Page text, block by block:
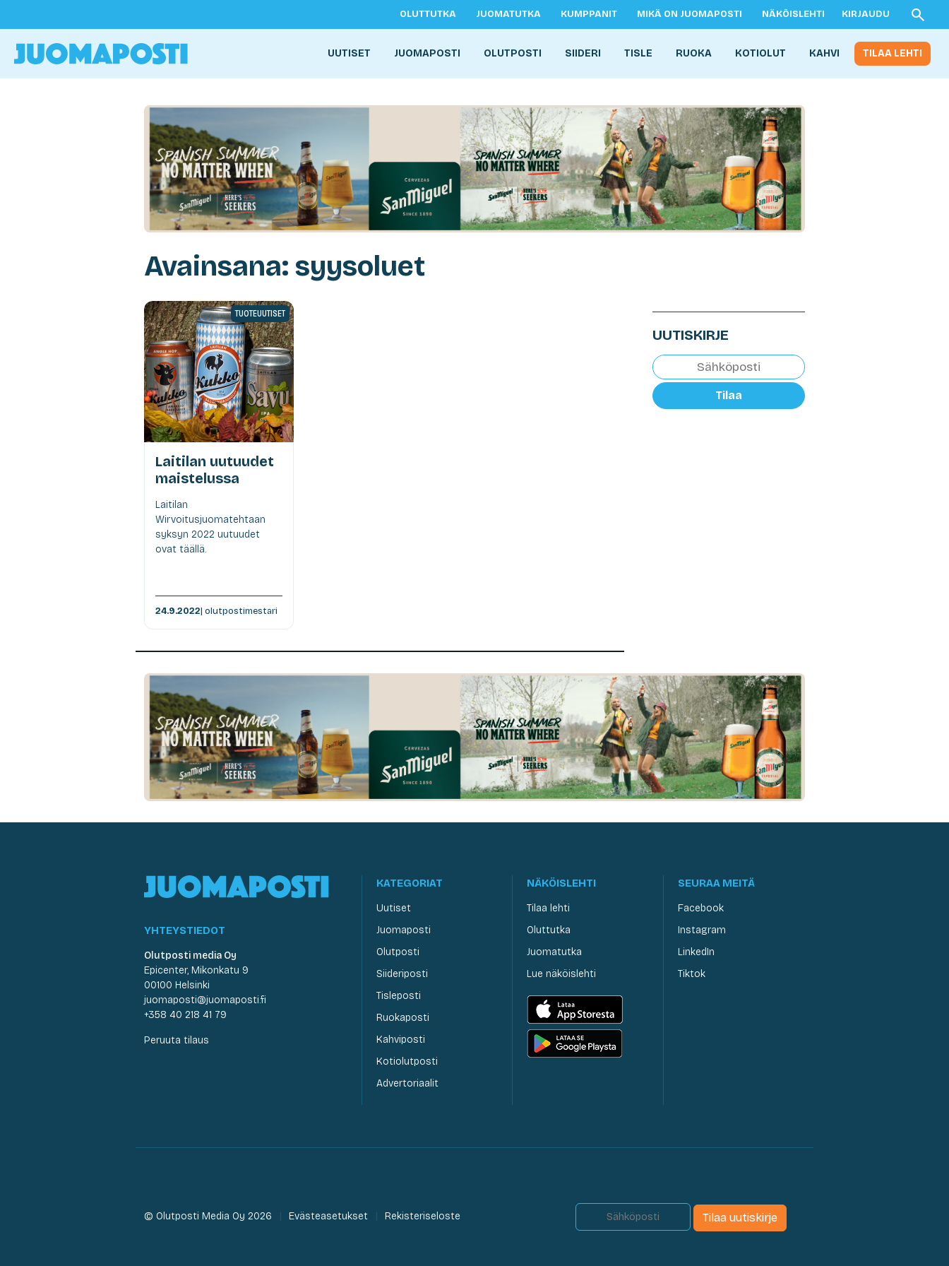
OLUTTUTKA JUOMATUTKA KUMPPANIT MIKÄ ON JUOMAPOSTI NÄKÖISLEHTI KIRJAUDU
UUTISET JUOMAPOSTI OLUTPOSTI SIIDERI TISLE RUOKA KOTIOLUT KAHVI TILAA LEHTI
Avainsana: syysoluet
TUOTEUUTISET
Laitilan uutuudet
maistelussa
Laitilan
Wirvoitusjuomatehtaan
syksyn 2022 uutuudet
ovat täällä.
24.9.2022| olutpostimestari
UUTISKIRJE
Tilaa
YHTEYSTIEDOT
Olutposti media Oy
Epicenter, Mikonkatu 9
00100 Helsinki
juomaposti@juomaposti.fi
+358 40 218 41 79
Peruuta tilaus
KATEGORIAT
Uutiset
Juomaposti
Olutposti
Siideriposti
Tisleposti
Ruokaposti
Kahviposti
Kotiolutposti
Advertoriaalit
NÄKÖISLEHTI
Tilaa lehti
Oluttutka
Juomatutka
Lue näköislehti
SEURAA MEITÄ
Facebook
Instagram
LinkedIn
Tiktok
© Olutposti Media Oy 2026 Evästeasetukset Rekisteriseloste Tilaa uutiskirje